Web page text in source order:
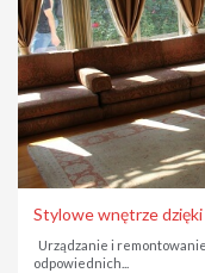
Stylowe wnętrze
Urządzanie i
odpowiednich...